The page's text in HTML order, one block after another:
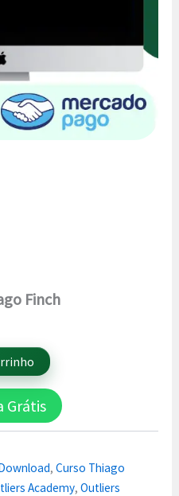
Finch
Grátis
,Curso Thiago
Academy,Outliers